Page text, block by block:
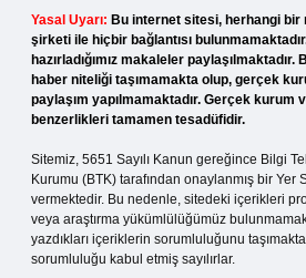
Yasal Uyarı: Bu internet sitesi, herhangi bir
şirketi ile hiçbir bağlantısı
hazırladığımız makaleler
haber niteliği taşımamakta olup, gerçek
paylaşım yapılmamaktadır. Gerçek kurum
benzerlikleri tamamen tesadüfidir.
Sitemiz, 5651 Sayılı Kanun gereğince Bilgi
Kurumu (BTK) tarafından onaylanmış bir Yer
vermektedir. Bu nedenle, sitedeki içerikleri
veya araştırma yükümlülüğümüz
yazdıkları içeriklerin sorumluluğunu
sorumluluğu kabul etmiş sayılırlar.